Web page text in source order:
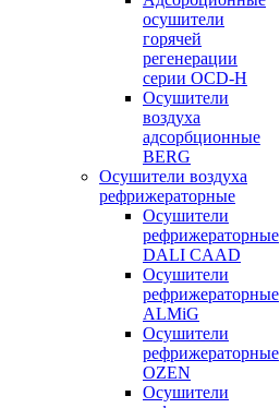
осушители
горячей
регенерации
серии OСD-H
Осушители
воздуха
адсорбционные
BERG
Осушители воздуха
рефрижераторные
Осушители
рефрижераторные
DALI CAAD
Осушители
рефрижераторные
ALMiG
Осушители
рефрижераторные
OZEN
Осушители